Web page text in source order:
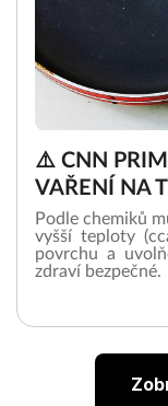
⚠️ CNN
VAŘENÍ NA
Podle chemiků
vyšší teploty
povrchu a
zdraví bezpečné.